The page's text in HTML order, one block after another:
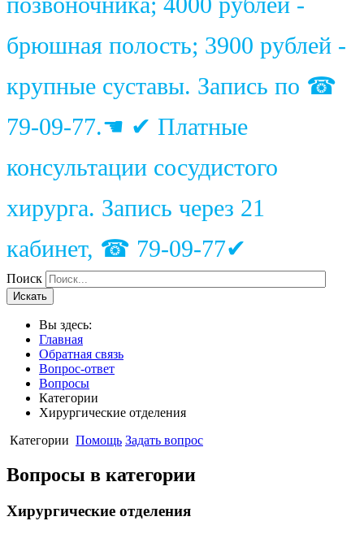
брюшная полость; 3900 рублей -
крупные суставы. Запись по ☎
79-09-77.☚ ✔ Платные
консультации сосудистого
хирурга. Запись через 21
кабинет, ☎ 79-09-77✔
Поиск
Искать
Вы здесь:
Главная
Обратная связь
Вопрос-ответ
Вопросы
Категории
Хирургические отделения
Категории Помощь Задать вопрос
Вопросы в категории
Хирургические отделения